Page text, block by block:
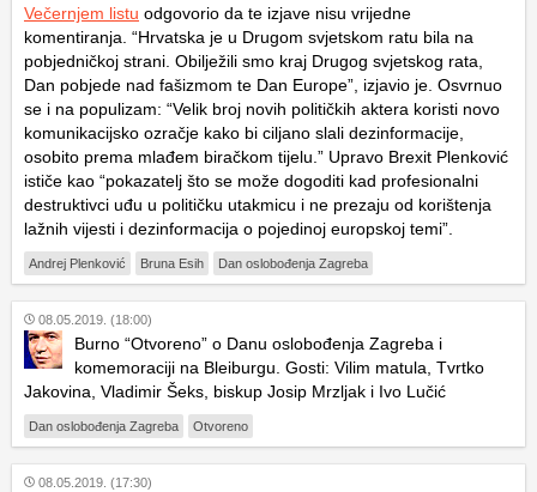
Večernjem listu odgovorio da te izjave nisu vrijedne
komentiranja. “Hrvatska je u Drugom svjetskom ratu bila na
pobjedničkoj strani. Obilježili smo kraj Drugog svjetskog rata,
Dan pobjede nad fašizmom te Dan Europe”, izjavio je. Osvrnuo
se i na populizam: “Velik broj novih političkih aktera koristi novo
komunikacijsko ozračje kako bi ciljano slali dezinformacije,
osobito prema mlađem biračkom tijelu.” Upravo Brexit Plenković
ističe kao “pokazatelj što se može dogoditi kad profesionalni
destruktivci uđu u političku utakmicu i ne prezaju od korištenja
lažnih vijesti i dezinformacija o pojedinoj europskoj temi”.
Andrej Plenković Bruna Esih Dan oslobođenja Zagreba
08.05.2019. (18:00)
Burno “Otvoreno” o Danu oslobođenja Zagreba i
komemoraciji na Bleiburgu. Gosti: Vilim matula, Tvrtko
Jakovina, Vladimir Šeks, biskup Josip Mrzljak i Ivo Lučić
Dan oslobođenja Zagreba Otvoreno
08.05.2019. (17:30)